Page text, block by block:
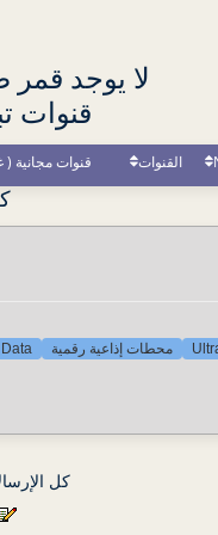
لا يوجد
قنوات
القنوات قنوات مجانية
محطات إذاعية رقمية Data
كل